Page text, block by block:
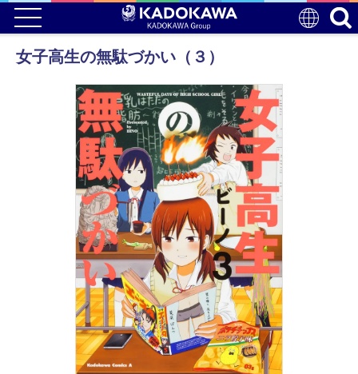
女子高生の無駄づかい（３）